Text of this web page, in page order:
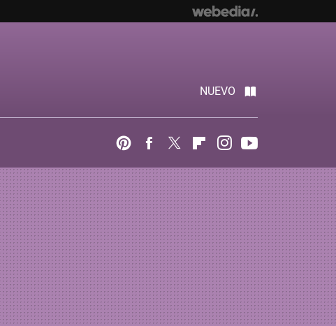
NUEVO
PinterestFacebook
Twitter FlipboardInstagram